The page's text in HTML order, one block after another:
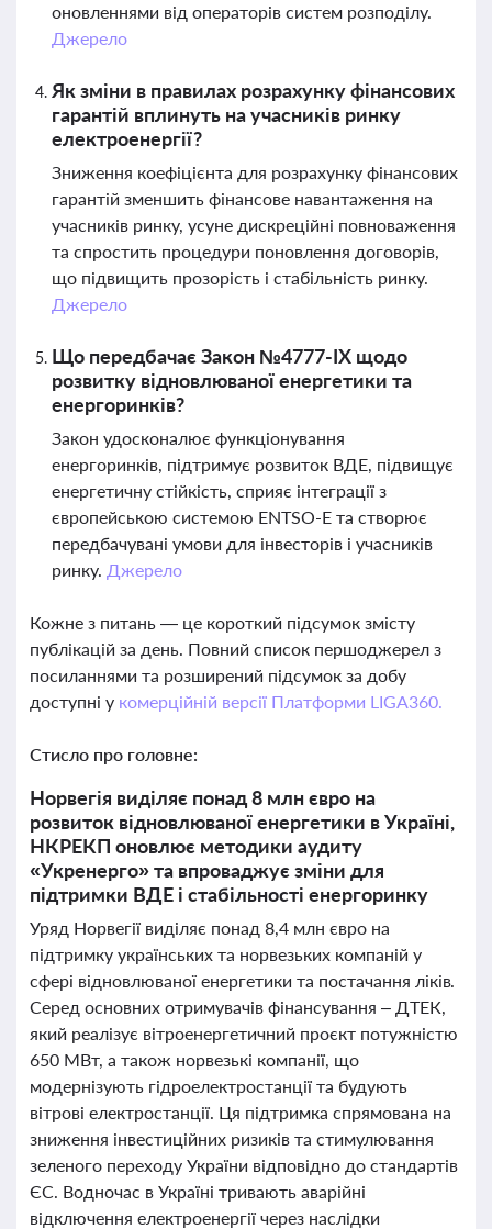
оновленнями від операторів систем розподілу.
Джерело
Як зміни в правилах розрахунку фінансових
гарантій вплинуть на учасників ринку
електроенергії?
Зниження коефіцієнта для розрахунку фінансових
гарантій зменшить фінансове навантаження на
учасників ринку, усуне дискреційні повноваження
та спростить процедури поновлення договорів,
що підвищить прозорість і стабільність ринку.
Джерело
Що передбачає Закон №4777-IX щодо
розвитку відновлюваної енергетики та
енергоринків?
Закон удосконалює функціонування
енергоринків, підтримує розвиток ВДЕ, підвищує
енергетичну стійкість, сприяє інтеграції з
європейською системою ENTSO-E та створює
передбачувані умови для інвесторів і учасників
ринку. Джерело
Кожне з питань — це короткий підсумок змісту
публікацій за день. Повний список першоджерел з
посиланнями та розширений підсумок за добу
доступні у комерційній версії Платформи LIGA360.
Стисло про головне:
Норвегія виділяє понад 8 млн євро на
розвиток відновлюваної енергетики в Україні,
НКРЕКП оновлює методики аудиту
«Укренерго» та впроваджує зміни для
підтримки ВДЕ і стабільності енергоринку
Уряд Норвегії виділяє понад 8,4 млн євро на
підтримку українських та норвезьких компаній у
сфері відновлюваної енергетики та постачання ліків.
Серед основних отримувачів фінансування – ДТЕК,
який реалізує вітроенергетичний проєкт потужністю
650 МВт, а також норвезькі компанії, що
модернізують гідроелектростанції та будують
вітрові електростанції. Ця підтримка спрямована на
зниження інвестиційних ризиків та стимулювання
зеленого переходу України відповідно до стандартів
ЄС. Водночас в Україні тривають аварійні
відключення електроенергії через наслідки